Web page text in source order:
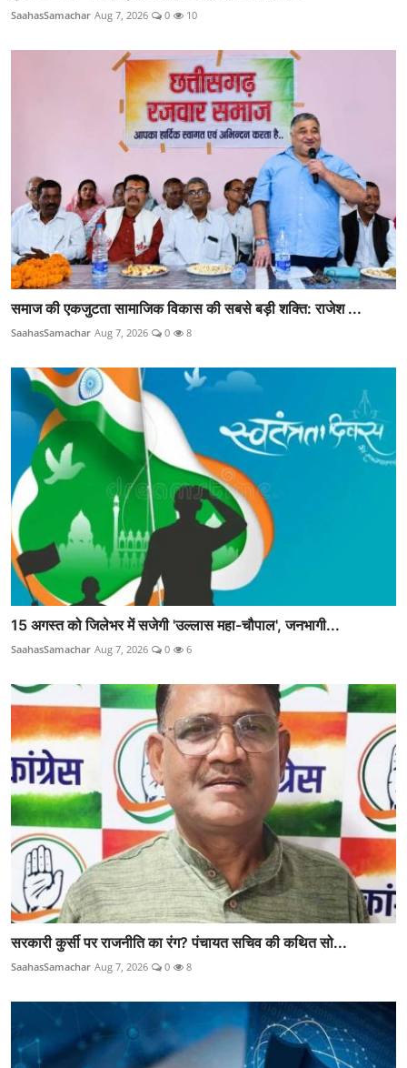
SaahasSamachar Aug 7, 2026 0 10
समाज की एकजुटता सामाजिक विकास की सबसे बड़ी शक्ति: राजेश ...
SaahasSamachar Aug 7, 2026 0 8
15 अगस्त को जिलेभर में सजेगी 'उल्लास महा-चौपाल', जनभागी...
SaahasSamachar Aug 7, 2026 0 6
सरकारी कुर्सी पर राजनीति का रंग? पंचायत सचिव की कथित सो...
SaahasSamachar Aug 7, 2026 0 8